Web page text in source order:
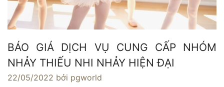
BÁO GIÁ DỊCH VỤ CUNG CẤP NHÓM
NHẢY THIẾU NHI NHẢY HIỆN ĐẠI
22/05/2022 bởi pgworld